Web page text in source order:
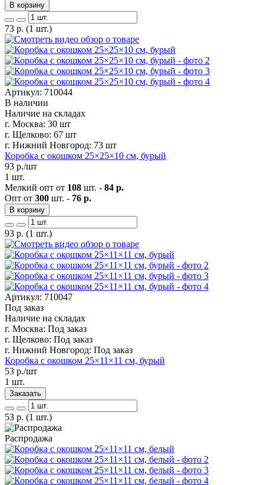
В корзину
73 р. (1 шт.)
Артикул: 710044
В наличии
Наличие на складах
г. Москва: 30 шт
г. Щелково: 67 шт
г. Нижний Новгород: 73 шт
Коробка с окошком 25×25×10 см, бурый
93 р./шт
1 шт.
Мелкий опт от 108 шт. - 84 р.
Опт от 300 шт. - 76 р.
В корзину
93 р. (1 шт.)
Артикул: 710047
Под заказ
Наличие на складах
г. Москва: Под заказ
г. Щелково: Под заказ
г. Нижний Новгород: Под заказ
Коробка с окошком 25×11×11 см, бурый
53 р./шт
1 шт.
Заказать
53 р. (1 шт.)
Распродажа